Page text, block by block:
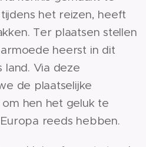
het reizen, heeft
Ter plaatsen stellen
heerst in dit
land. Via deze
de plaatselijke
hen het geluk te
reeds hebben.